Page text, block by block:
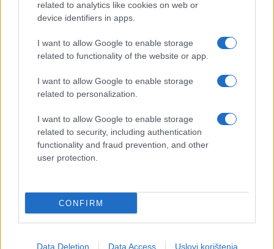
related to analytics like cookies on web or
device identifiers in apps.
I want to allow Google to enable storage
related to functionality of the website or app.
I want to allow Google to enable storage
related to personalization.
I want to allow Google to enable storage
related to security, including authentication
functionality and fraud prevention, and other
user protection.
CONFIRM
Data Deletion Data Access Uslovi korištenja